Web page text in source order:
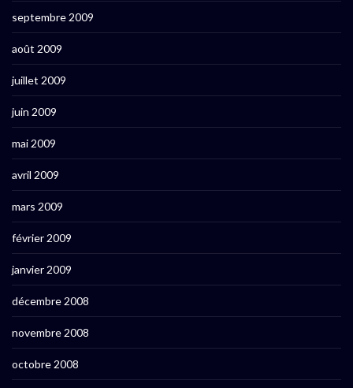
septembre 2009
août 2009
juillet 2009
juin 2009
mai 2009
avril 2009
mars 2009
février 2009
janvier 2009
décembre 2008
novembre 2008
octobre 2008